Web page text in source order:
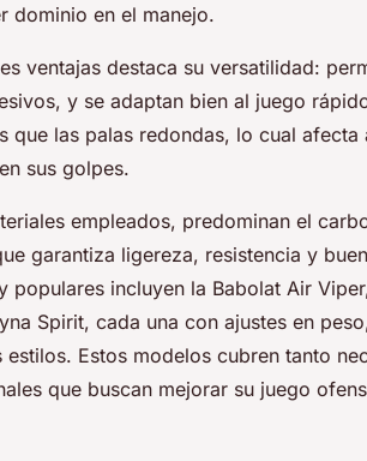
dominio en el manejo.
ventajas destaca su versatilidad:
y se adaptan bien al juego
que las palas redondas, lo cual
sus golpes.
empleados, predominan el
garantiza ligereza, resistencia y
populares incluyen la Babolat Air
Spirit, cada una con ajustes en
Estos modelos cubren tanto
que buscan mejorar su juego